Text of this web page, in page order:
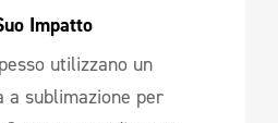
Impatto
utilizzano un
a sublimazione per